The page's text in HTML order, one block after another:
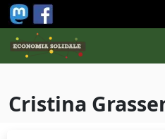
Salta al contenuto principale
Cristina